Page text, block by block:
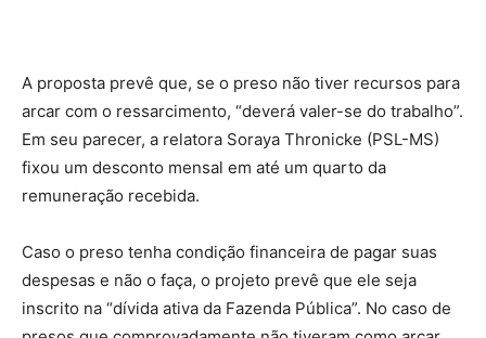
A proposta prevê que, se o preso não tiver recursos para
arcar com o ressarcimento, “deverá valer-se do trabalho”.
Em seu parecer, a relatora Soraya Thronicke (PSL-MS)
fixou um desconto mensal em até um quarto da
remuneração recebida.
Caso o preso tenha condição financeira de pagar suas
despesas e não o faça, o projeto prevê que ele seja
inscrito na “dívida ativa da Fazenda Pública”. No caso de